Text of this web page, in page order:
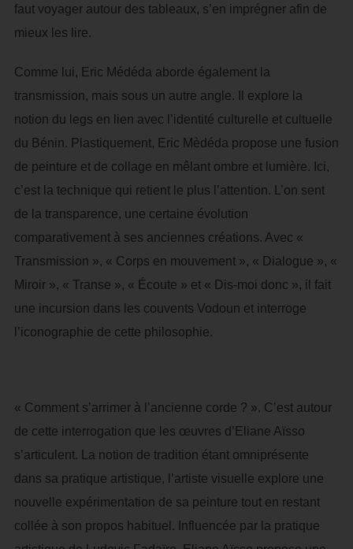
faut voyager autour des tableaux, s’en imprégner afin de
mieux les lire.
Comme lui, Eric Médéda aborde également la
transmission, mais sous un autre angle. Il explore la
notion du legs en lien avec l’identité culturelle et cultuelle
du Bénin. Plastiquement, Eric Mèdéda propose une fusion
de peinture et de collage en mêlant ombre et lumière. Ici,
c’est la technique qui retient le plus l’attention. L’on sent
de la transparence, une certaine évolution
comparativement à ses anciennes créations. Avec «
Transmission », « Corps en mouvement », « Dialogue », «
Miroir », « Transe », « Écoute » et « Dis-moi donc », il fait
une incursion dans les couvents Vodoun et interroge
l’iconographie de cette philosophie.
« Comment s’arrimer à l’ancienne corde ? ». C’est autour
de cette interrogation que les œuvres d’Eliane Aïsso
s’articulent. La notion de tradition étant omniprésente
dans sa pratique artistique, l’artiste visuelle explore une
nouvelle expérimentation de sa peinture tout en restant
collée à son propos habituel. Influencée par la pratique